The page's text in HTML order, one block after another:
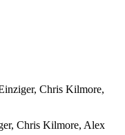
Chris Kilmore,
Chris Kilmore, Alex